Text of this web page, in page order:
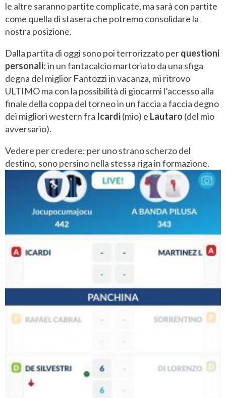
le altre saranno partite complicate, ma sarà con partite
come quella di stasera che potremo consolidare la
nostra posizione.
Dalla partita di oggi sono poi terrorizzato perquestioni
personali: in un fantacalcio martoriato da una sfiga
degna del miglior Fantozzi in vacanza, mi ritrovo
ULTIMO ma con la possibilità di giocarmi l’accesso alla
finale della coppa del torneo in un faccia a faccia degno
dei migliori western fra Icardi(mio) e Lautaro (del mio
avversario).
Vedere per credere: per uno strano scherzo del
destino, sono persino nella stessa riga in formazione.